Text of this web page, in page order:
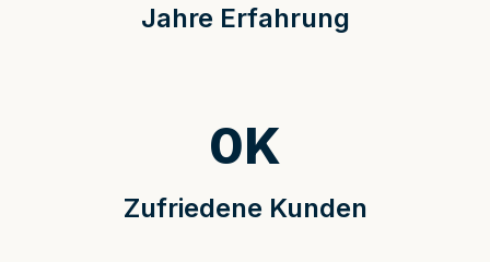
Jahre Erfahrung
Zufriedene Kunden
0K